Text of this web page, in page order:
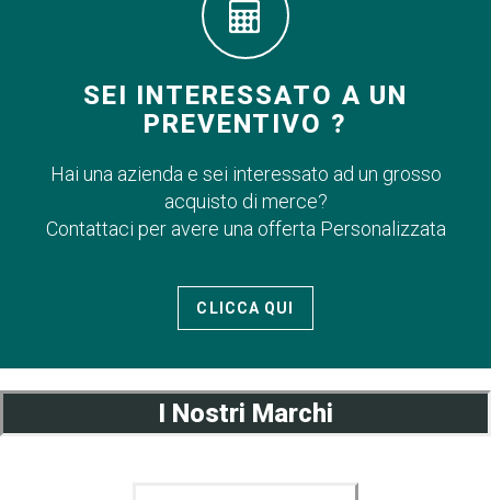
SEI INTERESSATO A UN
PREVENTIVO ?
Hai una azienda e sei interessato ad un grosso
acquisto di merce?
Contattaci per avere una offerta Personalizzata
CLICCA QUI
I Nostri Marchi